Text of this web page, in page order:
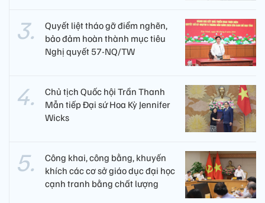
Quyết liệt tháo gỡ điểm nghẽn,
bảo đảm hoàn thành mục tiêu
Nghị quyết 57-NQ/TW
Chủ tịch Quốc hội Trần Thanh
Mẫn tiếp Đại sứ Hoa Kỳ Jennifer
Wicks
Công khai, công bằng, khuyến
khích các cơ sở giáo dục đại học
cạnh tranh bằng chất lượng​